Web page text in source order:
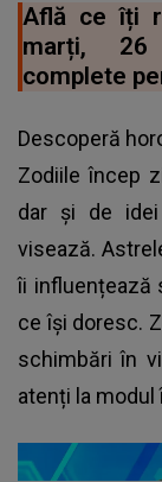
Află ce îți
marți, 26
complete
Descoperă
Zodiile încep
dar și de
visează.
îi influențează
ce își doresc.
schimbări în
atenți la modul